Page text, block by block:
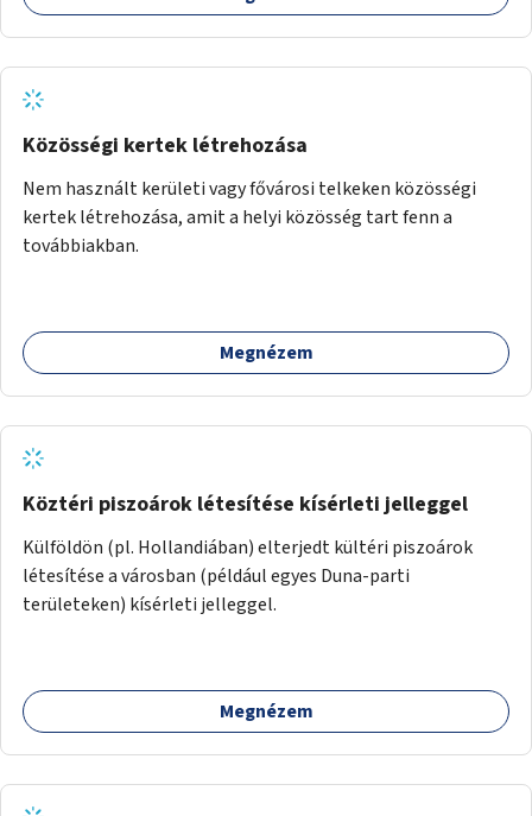
Közösségi kertek létrehozása
Nem használt kerületi vagy fővárosi telkeken közösségi
kertek létrehozása, amit a helyi közösség tart fenn a
továbbiakban.
Megnézem
Köztéri piszoárok létesítése kísérleti jelleggel
Külföldön (pl. Hollandiában) elterjedt kültéri piszoárok
létesítése a városban (például egyes Duna-parti
területeken) kísérleti jelleggel.
Megnézem